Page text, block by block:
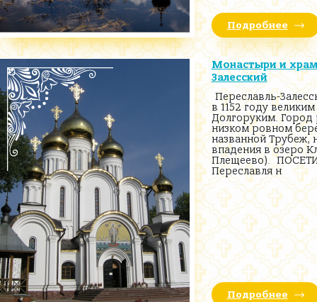
Подробнее
Монастыри и
Залесский
Переславль-
в 1152 году
Долгоруким. Город
низком ровном
названной Трубеж,
впадения в озеро
Плещеево).
Переславля н
Подробнее